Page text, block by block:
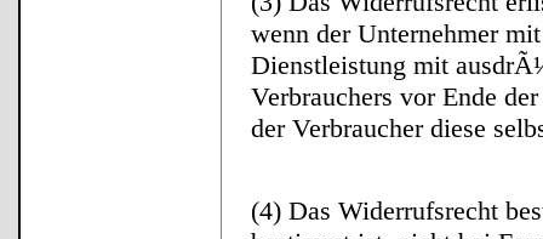
wenn der Unternehmer
Dienstleistung mit
Verbrauchers vor Ende
der Verbraucher diese
(4) Das Widerrufsrecht